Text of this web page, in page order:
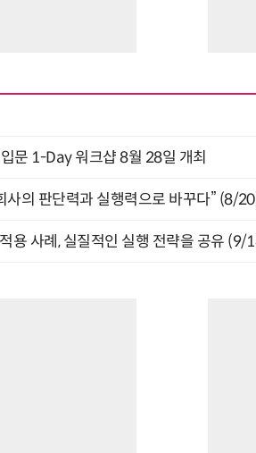
문 1-Day 워크샵 8월 28일 개최
사의 판단력과 실행력으로 바꾸다” (8/
용 사례, 실질적인 실행 전략을 공유 (9/